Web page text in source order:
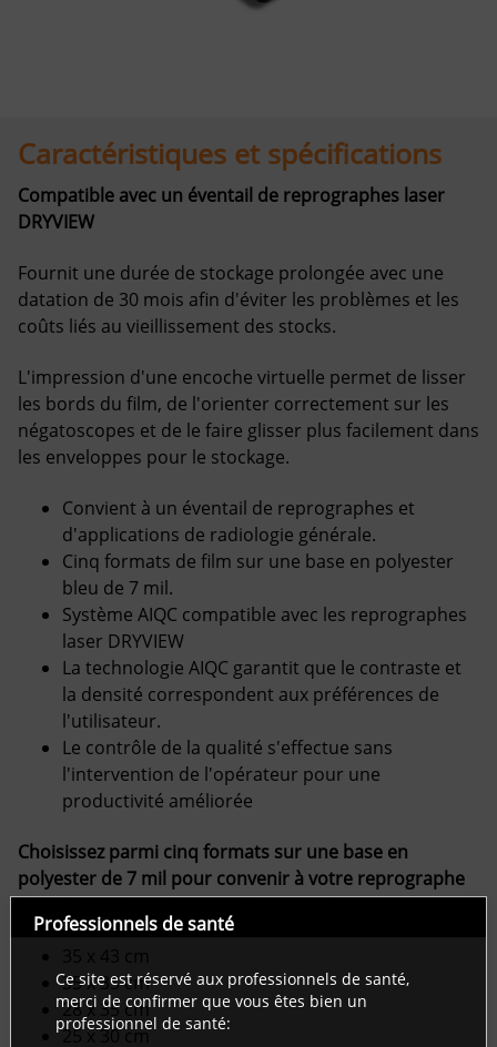
Professionnels de santé
Ce site est réservé aux professionnels de santé,
merci de confirmer que vous êtes bien un
professionnel de santé:
Caractéristiques et spécifications
Compatible avec un éventail de reprographes laser
DRYVIEW
Fournit une durée de stockage prolongée avec une
datation de 30 mois afin d'éviter les problèmes et les
coûts liés au vieillissement des stocks.
L'impression d'une encoche virtuelle permet de lisser
les bords du film, de l'orienter correctement sur les
négatoscopes et de le faire glisser plus facilement dans
les enveloppes pour le stockage.
Convient à un éventail de reprographes et
d'applications de radiologie générale.
Cinq formats de film sur une base en polyester
bleu de 7 mil.
Système AIQC compatible avec les reprographes
laser DRYVIEW
La technologie AIQC garantit que le contraste et
la densité correspondent aux préférences de
l'utilisateur.
Le contrôle de la qualité s'effectue sans
l'intervention de l'opérateur pour une
productivité améliorée
Choisissez parmi cinq formats sur une base en
polyester de 7 mil pour convenir à votre reprographe
laser DRYVIEW et à vos applications d'imagerie :
35 x 35 cm
28 x 35 cm
25 x 30 cm